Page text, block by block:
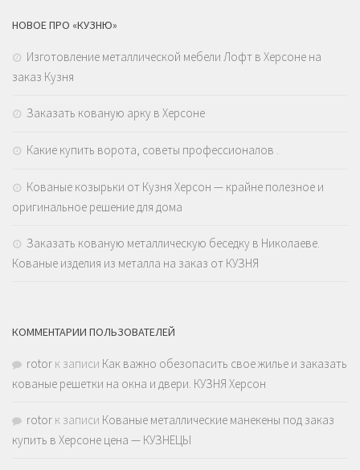
НОВОЕ ПРО «КУЗНЮ»
Изготовление металлической мебели Лофт в Херсоне на
заказ Кузня
Заказать кованую арку в Херсоне
Какие купить ворота, советы профессионалов .
Кованые козырьки от Кузня Херсон — крайне полезное и
оригинальное решение для дома
Заказать кованую металлическую беседку в Николаеве.
Кованые изделия из металла на заказ от КУЗНЯ
КОММЕНТАРИИ ПОЛЬЗОВАТЕЛЕЙ
rotor к записи Как важно обезопасить свое жилье и заказать
кованые решетки на окна и двери. КУЗНЯ Херсон
rotor к записи Кованые металлические манекены под заказ
купить в Херсоне цена — КУЗНЕЦЫ